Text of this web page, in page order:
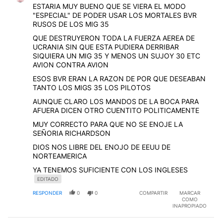
ESTARIA MUY BUENO QUE SE VIERA EL MODO
"ESPECIAL" DE PODER USAR LOS MORTALES BVR
RUSOS DE LOS MIG 35
QUE DESTRUYERON TODA LA FUERZA AEREA DE
UCRANIA SIN QUE ESTA PUDIERA DERRIBAR
SIQUIERA UN MIG 35 Y MENOS UN SUJOY 30 ETC
AVION CONTRA AVION
ESOS BVR ERAN LA RAZON DE POR QUE DESEABAN
TANTO LOS MIGS 35 LOS PILOTOS
AUNQUE CLARO LOS MANDOS DE LA BOCA PARA
AFUERA DICEN OTRO CUENTITO POLITICAMENTE
MUY CORRECTO PARA QUE NO SE ENOJE LA
SEÑORIA RICHARDSON
DIOS NOS LIBRE DEL ENOJO DE EEUU DE
NORTEAMERICA
YA TENEMOS SUFICIENTE CON LOS INGLESES
EDITADO
RESPONDER 0 0 COMPARTIR
MARCAR
COMO
INAPROPIADO